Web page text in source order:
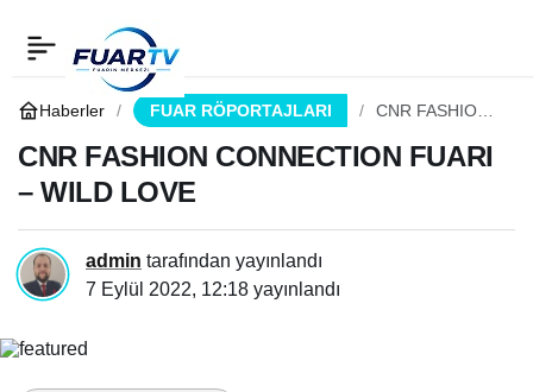
Haberler FUAR RÖPORTAJLARI
CNR FASHION
FUARI – WILD
LOVE
CNR FASHION CONNECTION FUARI
– WILD LOVE
admin tarafından yayınlandı
7 Eylül 2022, 12:18 yayınlandı
CNR FASHION
CONNECTION FUARI –
WILD LOVE